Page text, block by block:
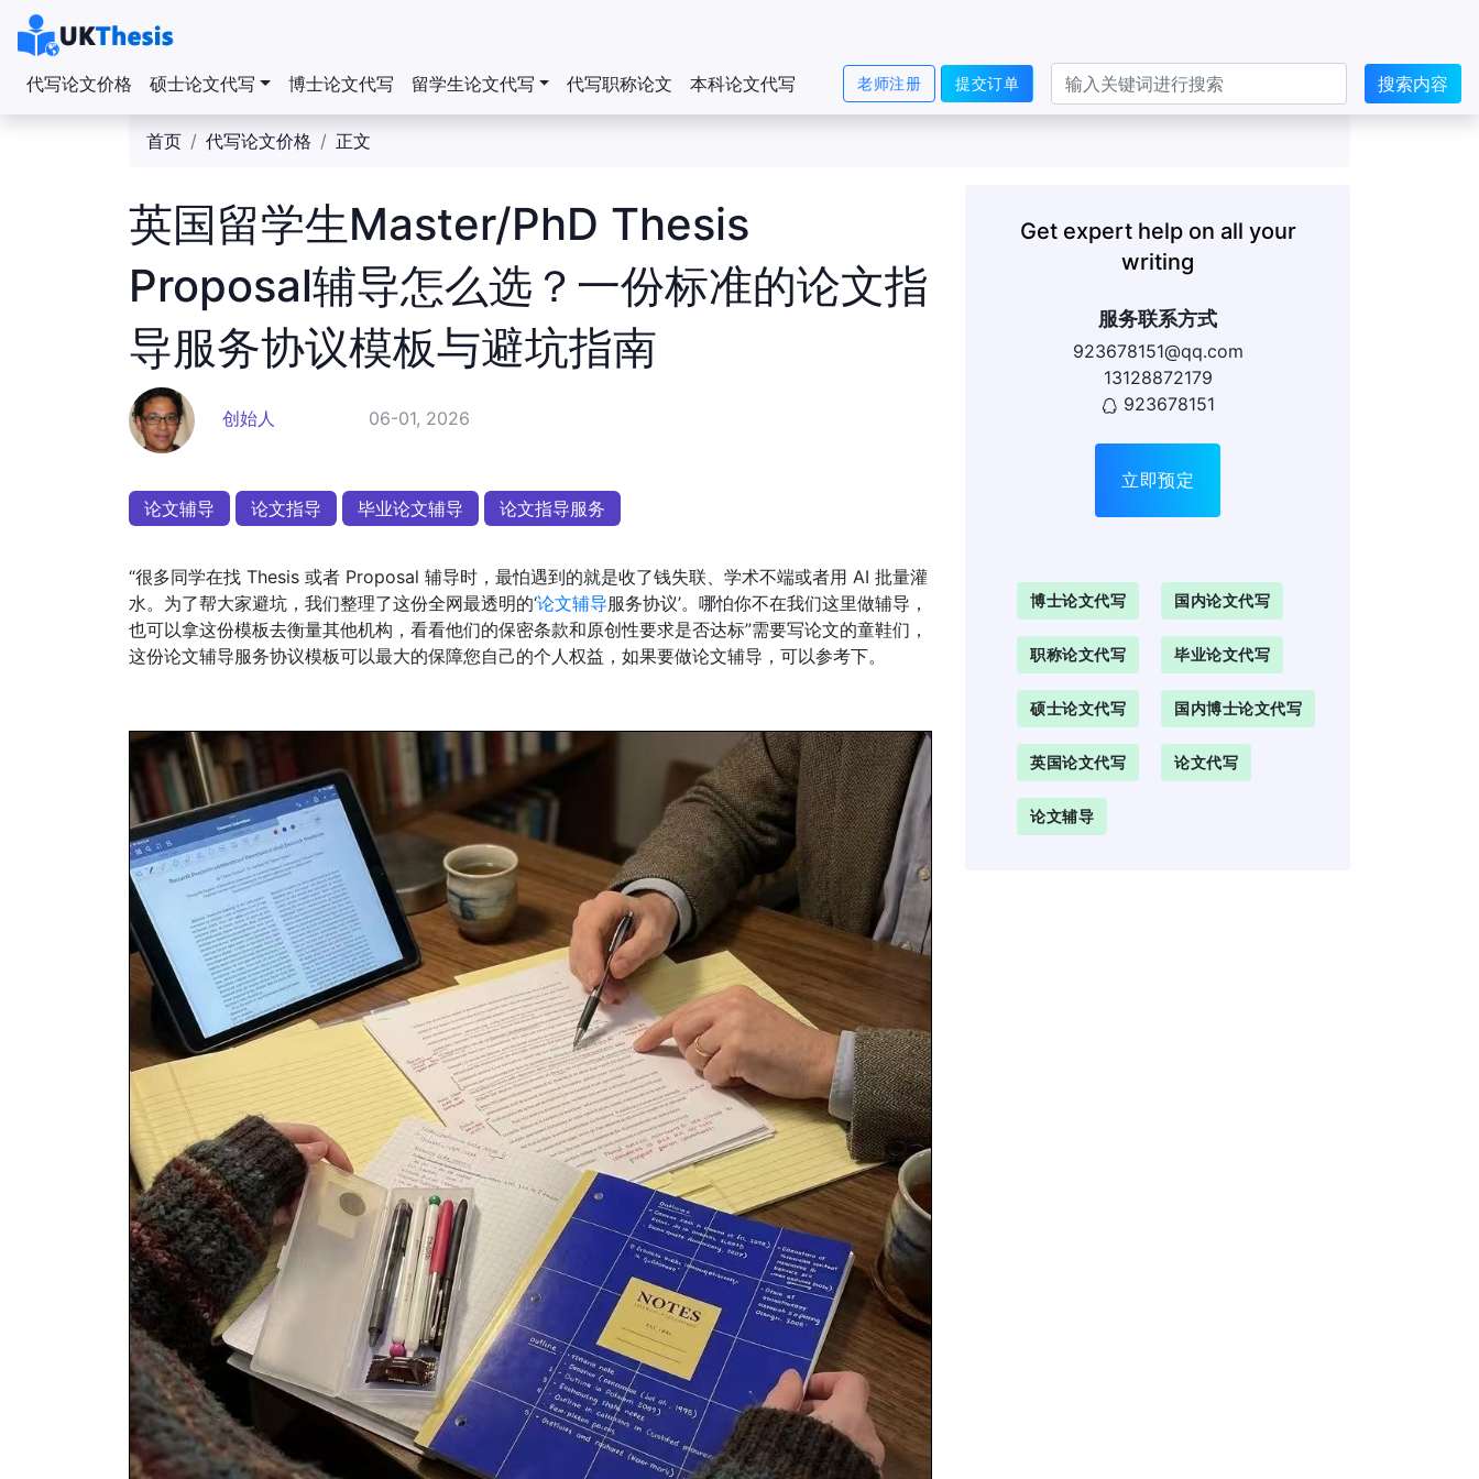
代写论文价格 硕士论文代写 博士论文代写 留学生论文代写 代写职称论文 本科论文代写 搜索内容
老师注册 提交订单
首页 代写论文价格 正文
英国留学生Master/PhD Thesis
Proposal辅导怎么选？一份标准的论文指
导服务协议模板与避坑指南
创始人 06-01, 2026
论文辅导 论文指导 毕业论文辅导 论文指导服务
“很多同学在找 Thesis 或者 Proposal 辅导时，最怕遇到的就是收了钱失联、学术不端或者用 AI 批量灌
水。为了帮大家避坑，我们整理了这份全网最透明的‘论文辅导服务协议’。哪怕你不在我们这里做辅导，
也可以拿这份模板去衡量其他机构，看看他们的保密条款和原创性要求是否达标”需要写论文的童鞋们，
这份论文辅导服务协议模板可以最大的保障您自己的个人权益，如果要做论文辅导，可以参考下。
Get expert help on all your
writing
服务联系方式
923678151@qq.com
13128872179
923678151
立即预定
博士论文代写 国内论文代写
职称论文代写 毕业论文代写
硕士论文代写 国内博士论文代写
英国论文代写 论文代写
论文辅导